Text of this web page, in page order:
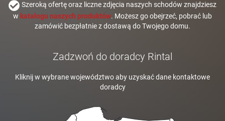
Szeroką ofertę oraz liczne zdjęcia naszych schodów znajdziesz
w katalogu naszych produktów. Możesz go obejrzeć, pobrać lub
zamówić bezpłatnie z dostawą do Twojego domu.
Zadzwoń do doradcy Rintal
Kliknij w wybrane województwo aby uzyskać dane kontaktowe
doradcy